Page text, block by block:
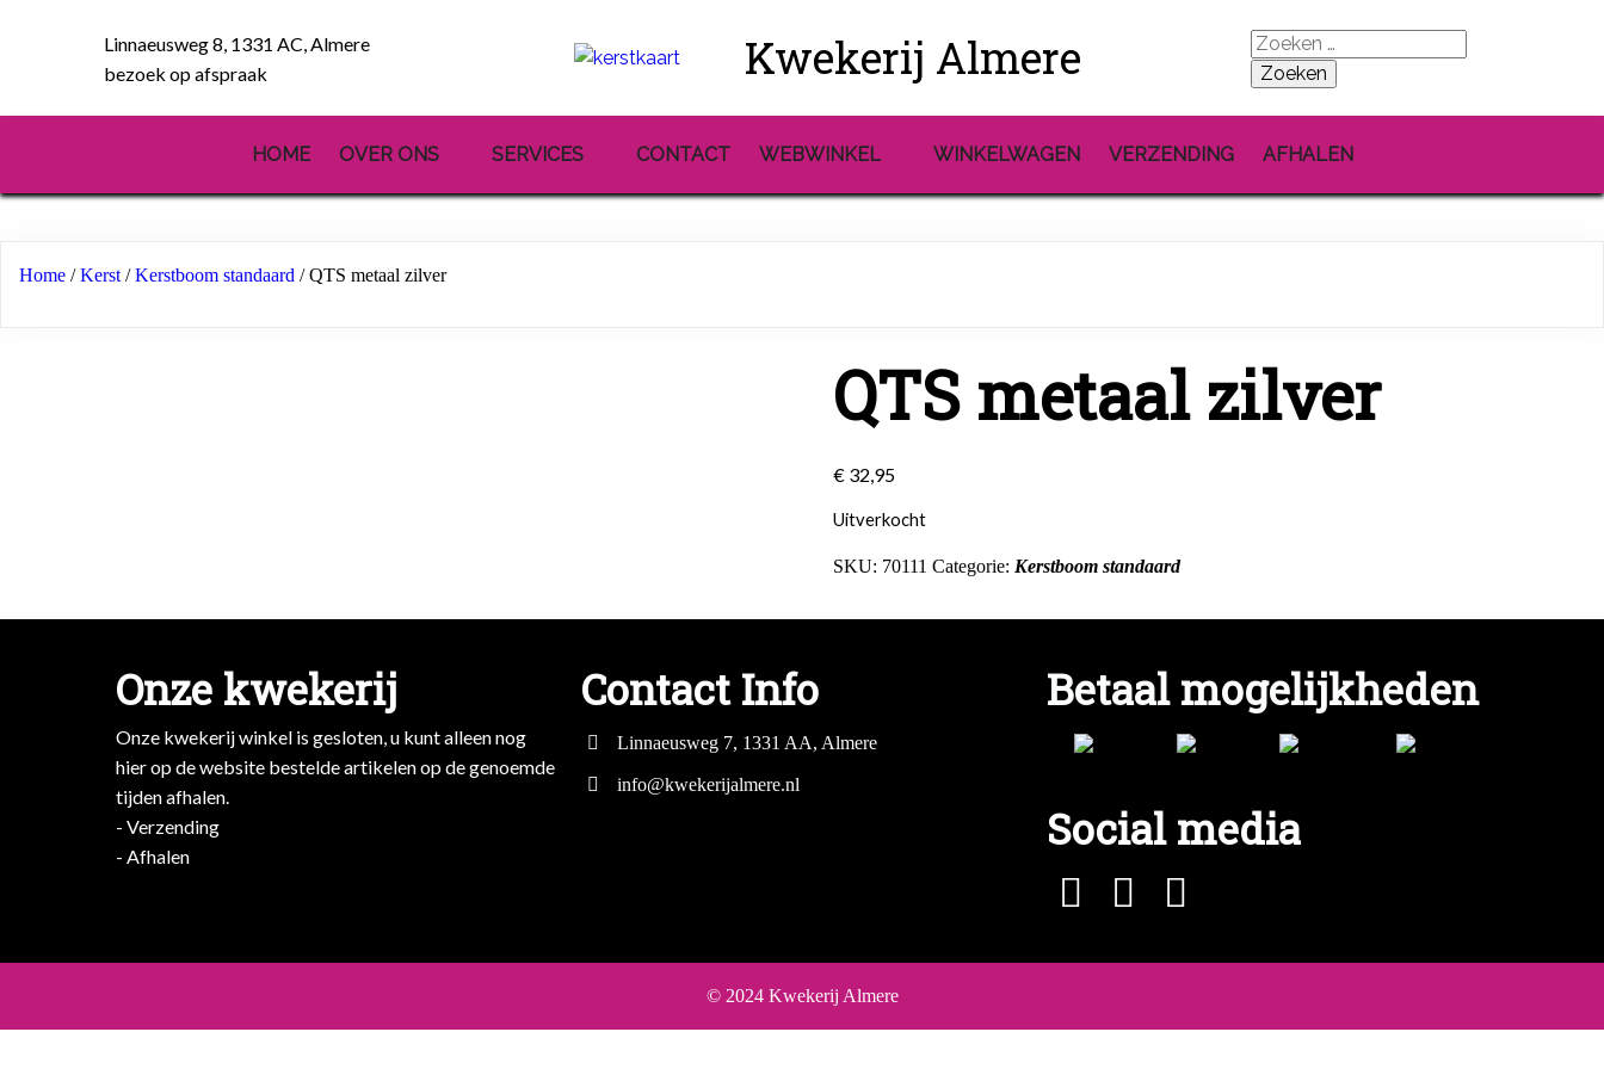
Linnaeusweg 8, 1331 AC, Almere
bezoek op afspraak
Kwekerij Almere
Zoeken
naar:
HOME OVER ONS SERVICES CONTACT WEBWINKEL WINKELWAGEN VERZENDING AFHALEN
Home /Kerst /Kerstboom standaard / QTS metaal zilver
QTS metaal zilver
€ 32,95
Uitverkocht
SKU: 70111 Categorie: Kerstboom standaard
Onze kwekerij
Onze kwekerij winkel is gesloten, u kunt alleen nog
hier op de website bestelde artikelen op de genoemde
tijden afhalen.
- Verzending
- Afhalen
Contact Info
Linnaeusweg 7, 1331 AA, Almere
info@kwekerijalmere.nl
Betaal mogelijkheden
Social media
© 2024 Kwekerij Almere